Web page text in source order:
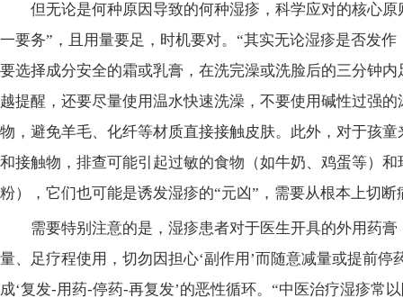
但无论是何种原因导致的何种湿疹，科学应对的核心
一要务”，且用量要足，时机要对。“其实无论湿疹是否发
要选择成分安全的霜或乳膏，在洗完澡或洗脸后的三分钟
越提醒，还要尽量使用温水快速洗澡，不要使用碱性过强
物，避免羊毛、化纤等材质直接接触皮肤。此外，对于孩
和接触物，排查可能引起过敏的食物（如牛奶、鸡蛋等）
粉），它们也可能是诱发湿疹的“元凶”，需要从根本上切断
需要特别注意的是，湿疹患者对于医生开具的外用药
量、足疗程使用，切勿因担心‘副作用’而随意减量或提前
成‘复发-用药-停药-再复发’的恶性循环。“中医治疗湿疹常